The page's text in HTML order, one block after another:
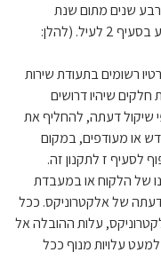
שנים מתום שנת
האחריות הראשונה הניתנת כדין למוצר וכקבוע בסעיף 2 לעיל. (להלן:
רשומים בתעודת שירות
שיהיו דרושים
שיקול דעתה, להחליף את
או מעודפים, במקום
לסעיף ז לתקנון זה.
של הלקוח או במעבדת
של אלקטרוניקס. ככל
עלות ההובלה אל
עלויות מנוף ככל